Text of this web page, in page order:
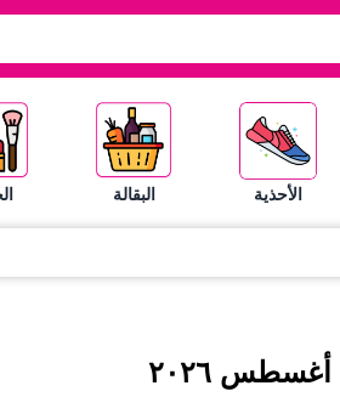
الأحذية البقالة
أغسطس ٢٠٢٦